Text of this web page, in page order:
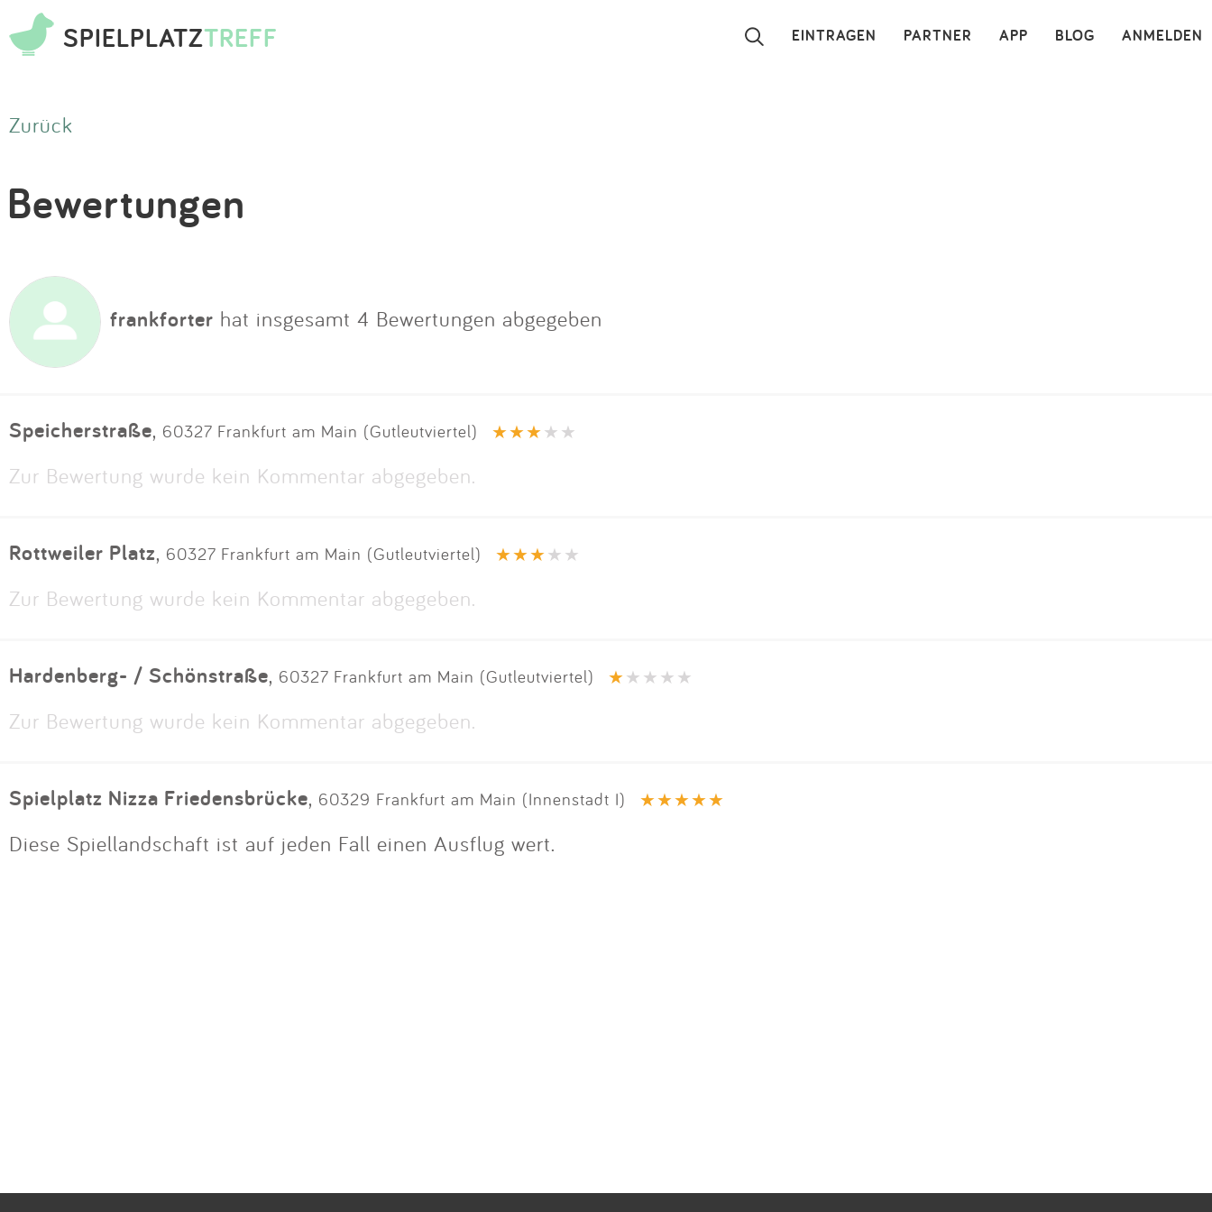
SPIELPLATZTREFF ANMELDEN
BLOG
APP
PARTNER
EINTRAGEN ×
Partner
Zurück
Bewertungen
frankforter hat insgesamt 4 Bewertungen abgegeben
Speicherstraße, 60327 Frankfurt am Main (Gutleutviertel)
Zur Bewertung wurde kein Kommentar abgegeben.
Rottweiler Platz, 60327 Frankfurt am Main (Gutleutviertel)
Zur Bewertung wurde kein Kommentar abgegeben.
Hardenberg- / Schönstraße, 60327 Frankfurt am Main (Gutleutviertel)
Zur Bewertung wurde kein Kommentar abgegeben.
Spielplatz Nizza Friedensbrücke, 60329 Frankfurt am Main (Innenstadt I)
Diese Spiellandschaft ist auf jeden Fall einen Ausflug wert.